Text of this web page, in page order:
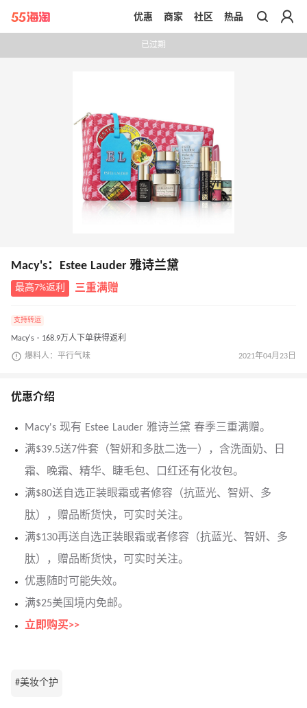
带你去官网买正品
优惠 商家 社区 热品
已过期
Macy's：Estee Lauder 雅诗兰黛
最高7%返利 三重满赠
支持转运
Macy's · 168.9万人下单获得返利
爆料人：平行气味 2021年04月23日
优惠介绍
Macy's 现有 Estee Lauder 雅诗兰黛 春季三重满赠。
满$39.5送7件套（智妍和多肽二选一），含洗面奶、日
霜、晚霜、精华、睫毛包、口红还有化妆包。
满$80送自选正装眼霜或者修容（抗蓝光、智妍、多
肽），赠品断货快，可实时关注。
满$130再送自选正装眼霜或者修容（抗蓝光、智妍、多
肽），赠品断货快，可实时关注。
优惠随时可能失效。
满$25美国境内免邮。
立即购买>>
#美妆个护